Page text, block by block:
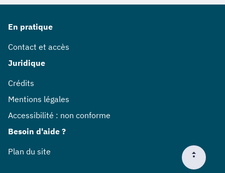
En pratique
Contact et accès
Juridique
Crédits
Mentions légales
Accessibilité : non conforme
Besoin d'aide ?
Plan du site